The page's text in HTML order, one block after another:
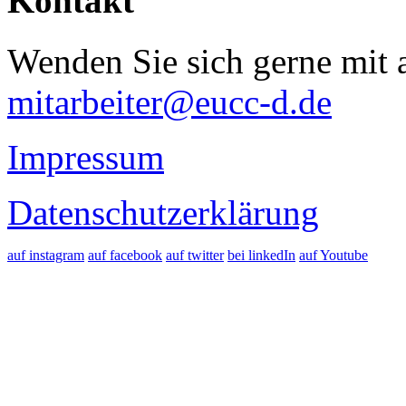
Wenden Sie sich gerne mit
mitarbeiter@eucc-d.de
Impressum
Datenschutzerklärung
auf instagram auf facebook auf twitter bei linkedIn auf Youtube